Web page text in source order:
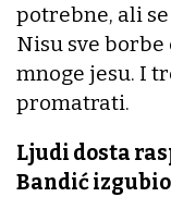
potrebne, ali
Nisu sve
mnoge jesu. I
promatrati.
Ljudi dosta
Bandić izgubio